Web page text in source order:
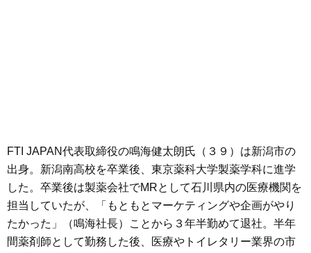
FTI JAPAN代表取締役の鳴海健太朗氏（３９）は新潟市の
出身。新潟南高校を卒業後、東京薬科大学製薬学科に進学
した。卒業後は製薬会社でMRとして石川県内の医療機関を
担当していたが、「もともとマーケティングや企画がやり
たかった」（鳴海社長）ことから３年半勤めて退社。半年
間薬剤師として勤務した後、医療やトイレタリー業界の市